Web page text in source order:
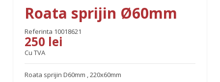
Roata sprijin Ø60mm
Referinta 10018621
250 lei
Cu TVA
Roata sprijin D60mm , 220x60mm